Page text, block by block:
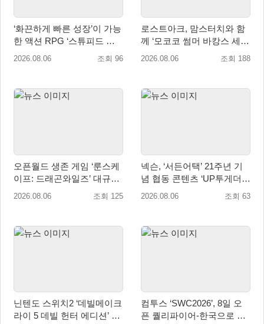
‘화끈하게 빠른 성장’이 가능
한 액션 RPG ‘스튜피드 네
버 다이즈’ 패키지판 예약판
2026.08.06 조회 96
로스트아크, 맘스터치와 함
께 ‘모코코 썸머 바캉스 세
트’ 출시
2026.08.06 조회 188
오픈월드 생존 게임 ‘룬스케
이프: 드래곤와일즈’ 대규모
유저 편의성 개선 및 사이드
2026.08.06 조회 125
넥슨, ‘서든어택’ 21주년 기
념 협동 콘텐츠 ‘UP투게더’
업데이트
2026.08.06 조회 63
닌텐도 스위치2 ‘데빌메이크
라이 5 데빌 헌터 에디션’ 패
컴투스 ‘SWC2026’, 8일 오
픈 퀄리파이어-한국으로 시